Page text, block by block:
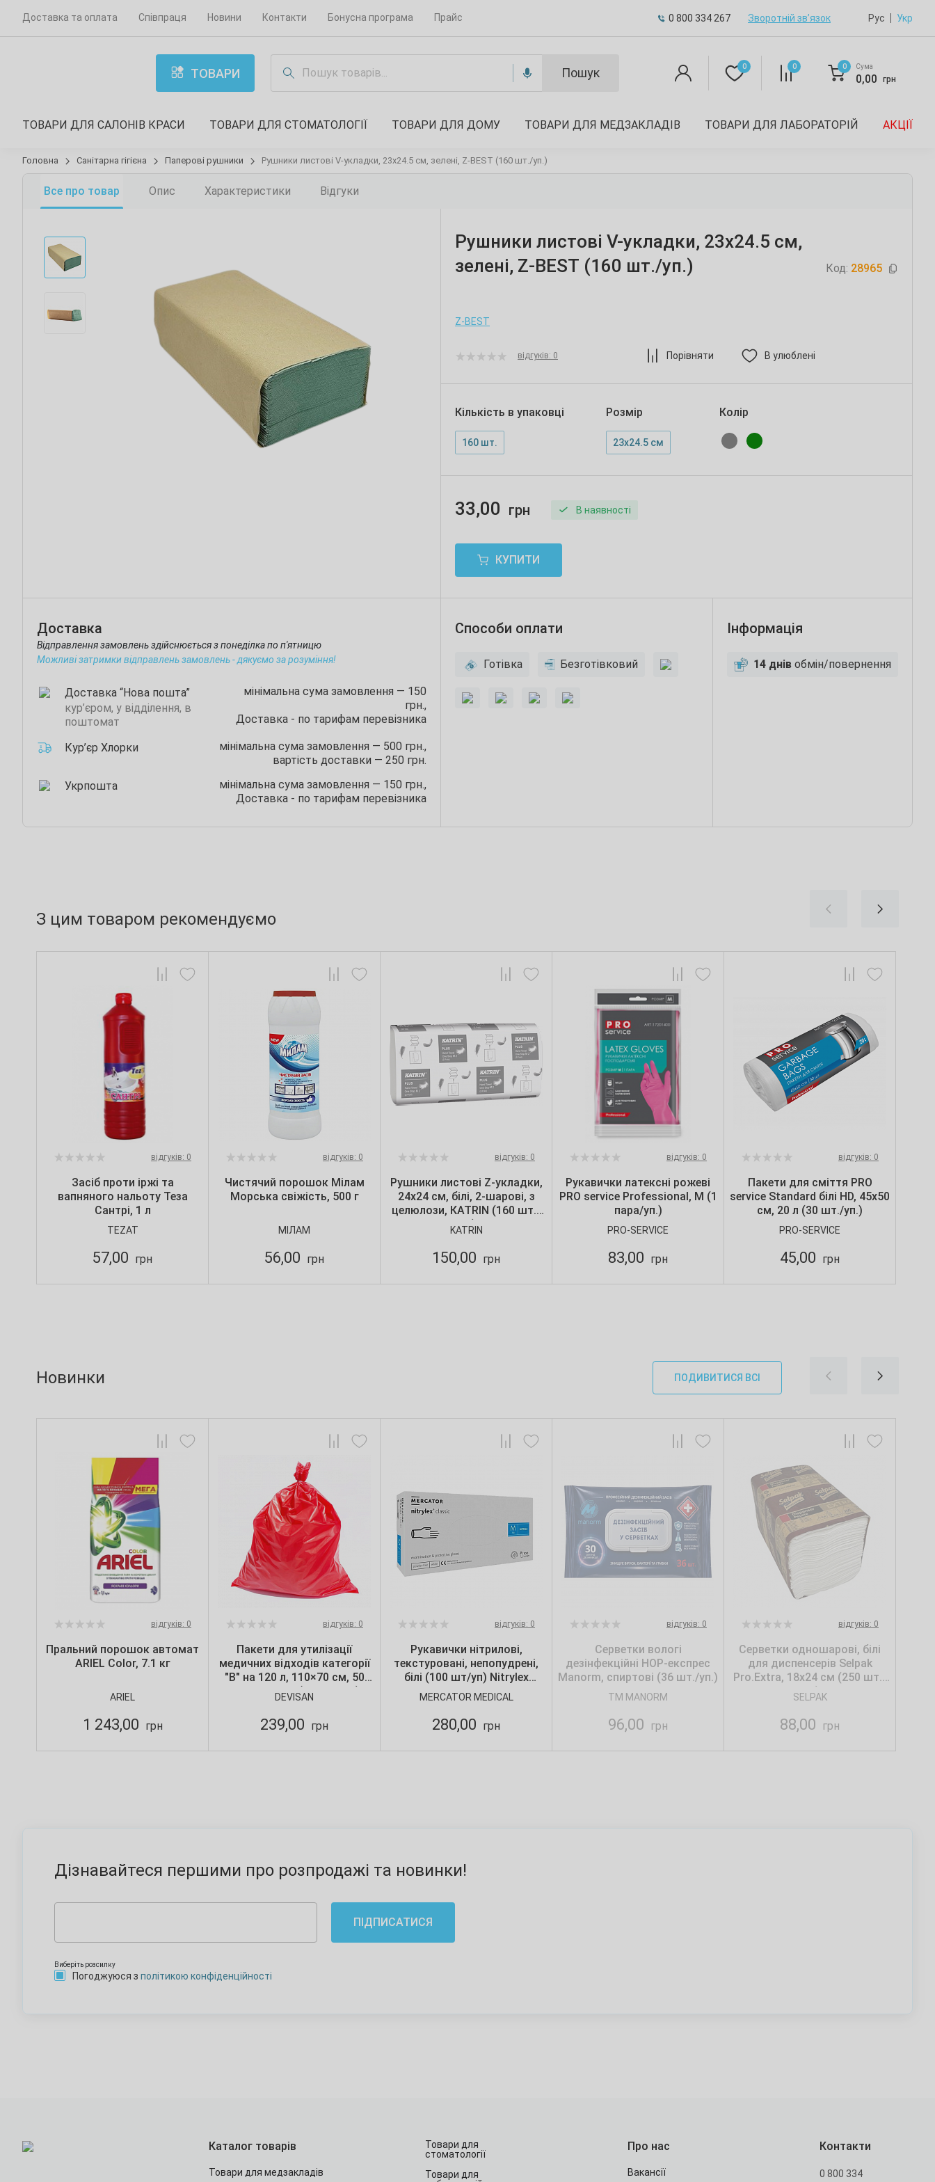
Доставка та оплата Співпраця Новини Контакти Бонусна програма Прайс 0 800 334 267 Зворотній зв’язок Рус Укр
ТОВАРИ Пошук 0 0 0 Сума
0,00 грн
ТОВАРИ ДЛЯ САЛОНІВ КРАСИ ТОВАРИ ДЛЯ СТОМАТОЛОГІЇ ТОВАРИ ДЛЯ ДОМУ ТОВАРИ ДЛЯ МЕДЗАКЛАДІВ ТОВАРИ ДЛЯ ЛАБОРАТОРІЙ АКЦІЇ
Головна Санітарна гігієна Паперові рушники Рушники листові V-укладки, 23х24.5 см, зелені, Z-BEST (160 шт./уп.)
Все про товар Опис Характеристики Відгуки
Рушники листові V-укладки, 23х24.5 см,
зелені, Z-BEST (160 шт./уп.)
Код: 28965
Z-BEST
відгуків: 0 Порівняти В улюблені
Кількість в упаковці
160 шт.
Розмір
23х24.5 см
Колір
33,00 грн В наявності
КУПИТИ
Доставка
Відправлення замовлень здійснюється з понеділка по п'ятницю
Можливі затримки відправлень замовлень - дякуємо за розуміння!
Доставка “Нова пошта”
кур’єром, у відділення, в
поштомат
мінімальна сума замовлення — 150
грн.,
Доставка - по тарифам перевізника
Кур’єр Хлорки
мінімальна сума замовлення — 500 грн.,
вартість доставки — 250 грн.
Укрпошта
мінімальна сума замовлення — 150 грн.,
Доставка - по тарифам перевізника
Способи оплати
Готівка Безготівковий
Інформація
14 днів обмін/повернення
З цим товаром рекомендуємо
відгуків: 0
Засіб проти іржі та
вапняного нальоту Теза
Сантрі, 1 л
TEZAT
57,00 грн
відгуків: 0
Чистячий порошок Мілам
Морська свіжість, 500 г
МІЛАМ
56,00 грн
відгуків: 0
Рушники листові Z-укладки,
24х24 см, білі, 2-шарові, з
целюлози, КАТRIN (160 шт./
уп.)
KATRIN
150,00 грн
відгуків: 0
Рукавички латексні рожеві
PRO service Professional, M (1
пара/уп.)
PRO-SERVICE
83,00 грн
відгуків: 0
Пакети для сміття PRO
service Standard білі HD, 45х50
см, 20 л (30 шт./уп.)
PRO-SERVICE
45,00 грн
Новинки ПОДИВИТИСЯ ВСІ
відгуків: 0
Пральний порошок автомат
ARIEL Color, 7.1 кг
ARIEL
1 243,00 грн
відгуків: 0
Пакети для утилізації
медичних відходів категорії
"B" на 120 л, 110×70 см, 50
мкм, червоні (10 шт./уп.),
Devisan
DEVISAN
239,00 грн
відгуків: 0
Рукавички нітрилові,
текстуровані, непопудрені,
білі (100 шт/уп) Nitrylex
CLASSIC, Mercator, р. S
MERCATOR MEDICAL
280,00 грн
відгуків: 0
Серветки вологі
дезінфекційні НОР-експрес
Manorm, спиртові (36 шт./уп.)
TM MANORM
96,00 грн
відгуків: 0
Серветки одношарові, білі
для диспенсерів Selpak
Pro.Extra, 18х24 см (250 шт./
уп.)
SELPAK
88,00 грн
Дізнавайтеся першими про розпродажі та новинки!
ПІДПИСАТИСЯ
Виберіть розсилку
Погоджуюся з політикою конфіденційності
Каталог товарів
Товари для медзакладів
Товари для
стоматології
Товари для
Про нас
Вакансії
Контакти
0 800 334